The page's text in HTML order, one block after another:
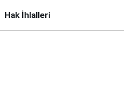
Hak İhlalleri